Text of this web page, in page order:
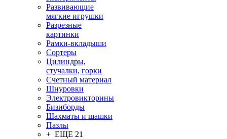
Развивающие
мягкие игрушки
Разрезные
картинки
Рамки-вкладыши
Сортеры
Цилиндры,
стучалки, горки
Счетный материал
Шнуровки
Электровикторины
Бизиборды
Шахматы и шашки
Пазлы
+ ЕЩЕ 21